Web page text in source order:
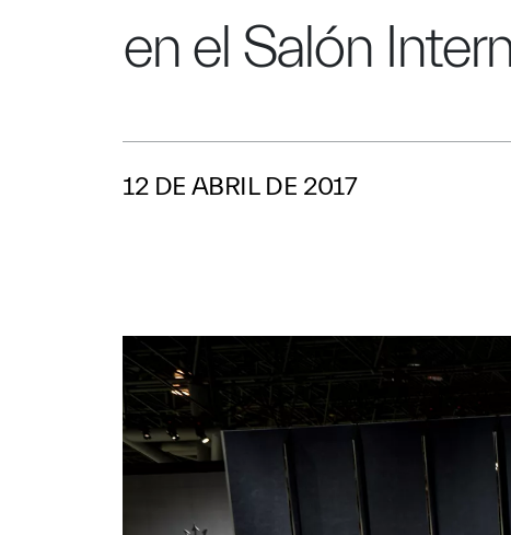
en el Salón
12 DE ABRIL DE 2017